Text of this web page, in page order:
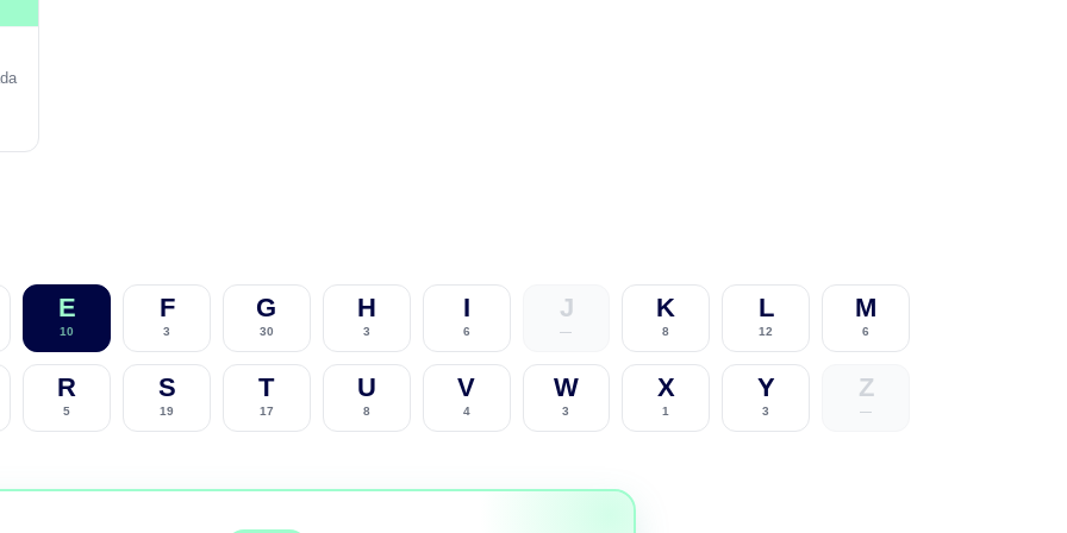
E
10
F
3
G
30
H
3
I
6
J
—
K
8
L
12
M
6
R
5
S
19
T
17
U
8
V
4
W
3
X
1
Y
3
Z
—